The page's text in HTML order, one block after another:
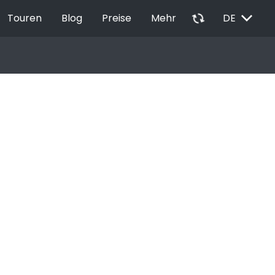
Touren Blog Preise Mehr autorenew DE EXPAND_MORE